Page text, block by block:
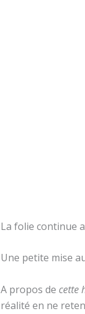
La folie continue
Une petite mise
A propos de cette
réalité en ne